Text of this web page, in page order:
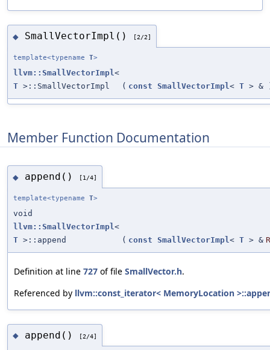
◆ SmallVectorImpl() [2/2]
template<typename T>
llvm::SmallVectorImpl <
T >::SmallVectorImpl ( const SmallVectorImpl < T > &
Member Function Documentation
◆ append() [1/4]
template<typename T>
void
llvm::SmallVectorImpl <
T >::append ( const SmallVectorImpl < T > &
Definition at line 727 of file SmallVector.h.
Referenced by llvm::const_iterator< MemoryLocation
◆ append() [2/4]